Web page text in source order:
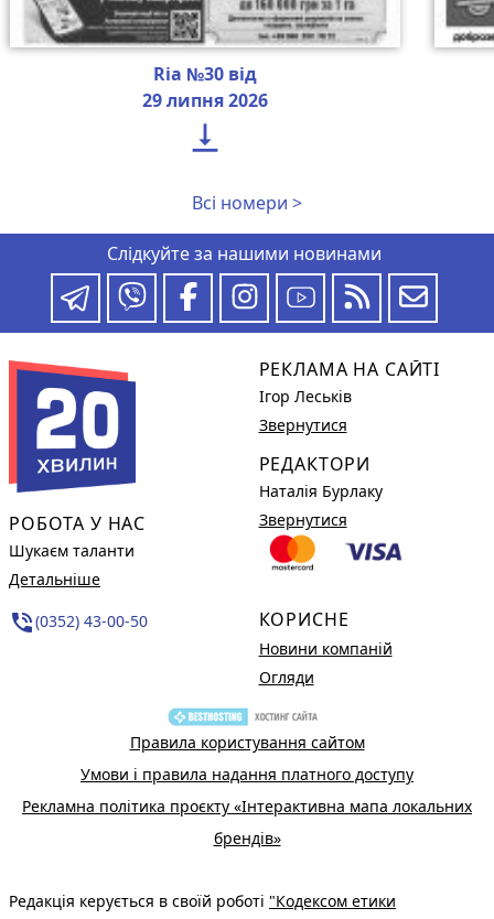
Ria №30 від
29 липня 2026

Всі номери >
Слідкуйте за нашими новинами
РОБОТА У НАС
Шукаєм таланти
Детальніше
phone_in_talk(0352) 43-00-50
РЕКЛАМА НА САЙТІ
Ігор Леськів
Звернутися
РЕДАКТОРИ
Наталія Бурлаку
Звернутися
КОРИСНЕ
Новини компаній
Огляди
Правила користування сайтом
Умови і правила надання платного доступу
Рекламна політика проєкту «Інтерактивна мапа локальних
брендів»
Редакція керується в своїй роботі "Кодексом етики